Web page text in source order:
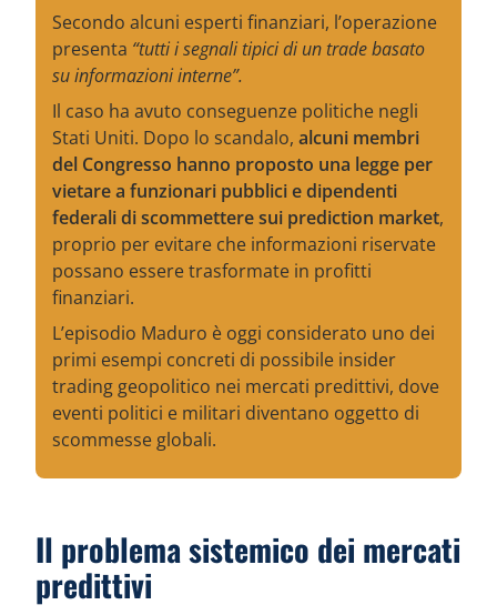
Secondo alcuni esperti finanziari, l’operazione
presenta “tutti i segnali tipici di un trade basato
su informazioni interne”.
Il caso ha avuto conseguenze politiche negli
Stati Uniti. Dopo lo scandalo, alcuni membri
del Congresso hanno proposto una legge per
vietare a funzionari pubblici e dipendenti
federali di scommettere sui prediction market,
proprio per evitare che informazioni riservate
possano essere trasformate in profitti
finanziari.
L’episodio Maduro è oggi considerato uno dei
primi esempi concreti di possibile insider
trading geopolitico nei mercati predittivi, dove
eventi politici e militari diventano oggetto di
scommesse globali.
Il problema sistemico dei mercati
predittivi